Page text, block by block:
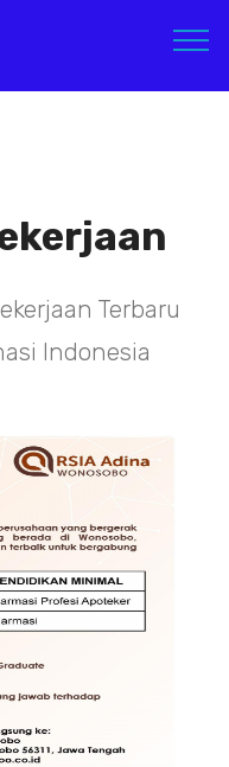
Terbaru
Indonesia
DKI
TEKNIS
SAKIT PUSAT
LIHAT